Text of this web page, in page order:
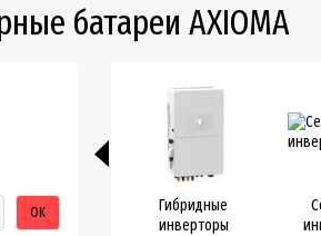
батареи AXIOMA
Гибридные
инверторы
OK